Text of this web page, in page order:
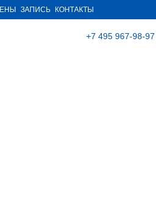
ЗАПИСЬ КОНТАКТЫ
+7 495 967-98-97